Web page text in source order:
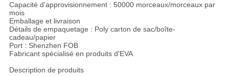
Capacité d'approvisionnement : 50000 morceaux/morceaux par
mois
Emballage et livraison
Détails de empaquetage : Poly carton de sac/boîte-
cadeau/papier
Port : Shenzhen FOB
Fabricant spécialisé en produits d'EVA
Description de produits